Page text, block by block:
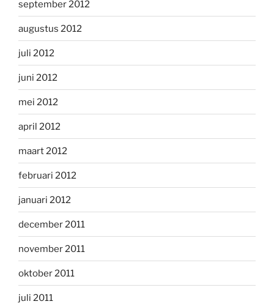
september 2012
augustus 2012
juli 2012
juni 2012
mei 2012
april 2012
maart 2012
februari 2012
januari 2012
december 2011
november 2011
oktober 2011
juli 2011